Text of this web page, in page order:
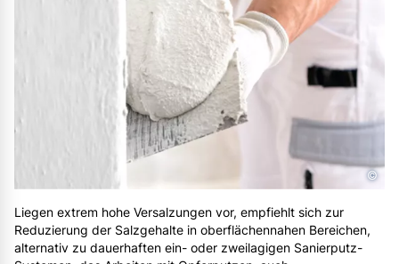
Liegen extrem hohe Versalzungen vor, empfiehlt sich zur
Reduzierung der Salzgehalte in oberflächennahen Bereichen,
alternativ zu dauerhaften ein- oder zweilagigen Sanierputz-
©